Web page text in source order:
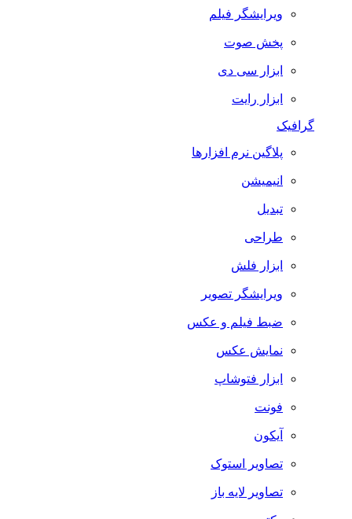
ویرایشگر فیلم
پخش صوت
ابزار سی دی
ابزار رایت
گرافیک
پلاگین نرم افزارها
انیمیشن
تبدیل
طراحی
ابزار فلش
ویرایشگر تصویر
ضبط فيلم و عكس
نمایش عکس
ابزار فتوشاپ
فونت
آیکون
تصاویر استوک
تصاویر لایه باز